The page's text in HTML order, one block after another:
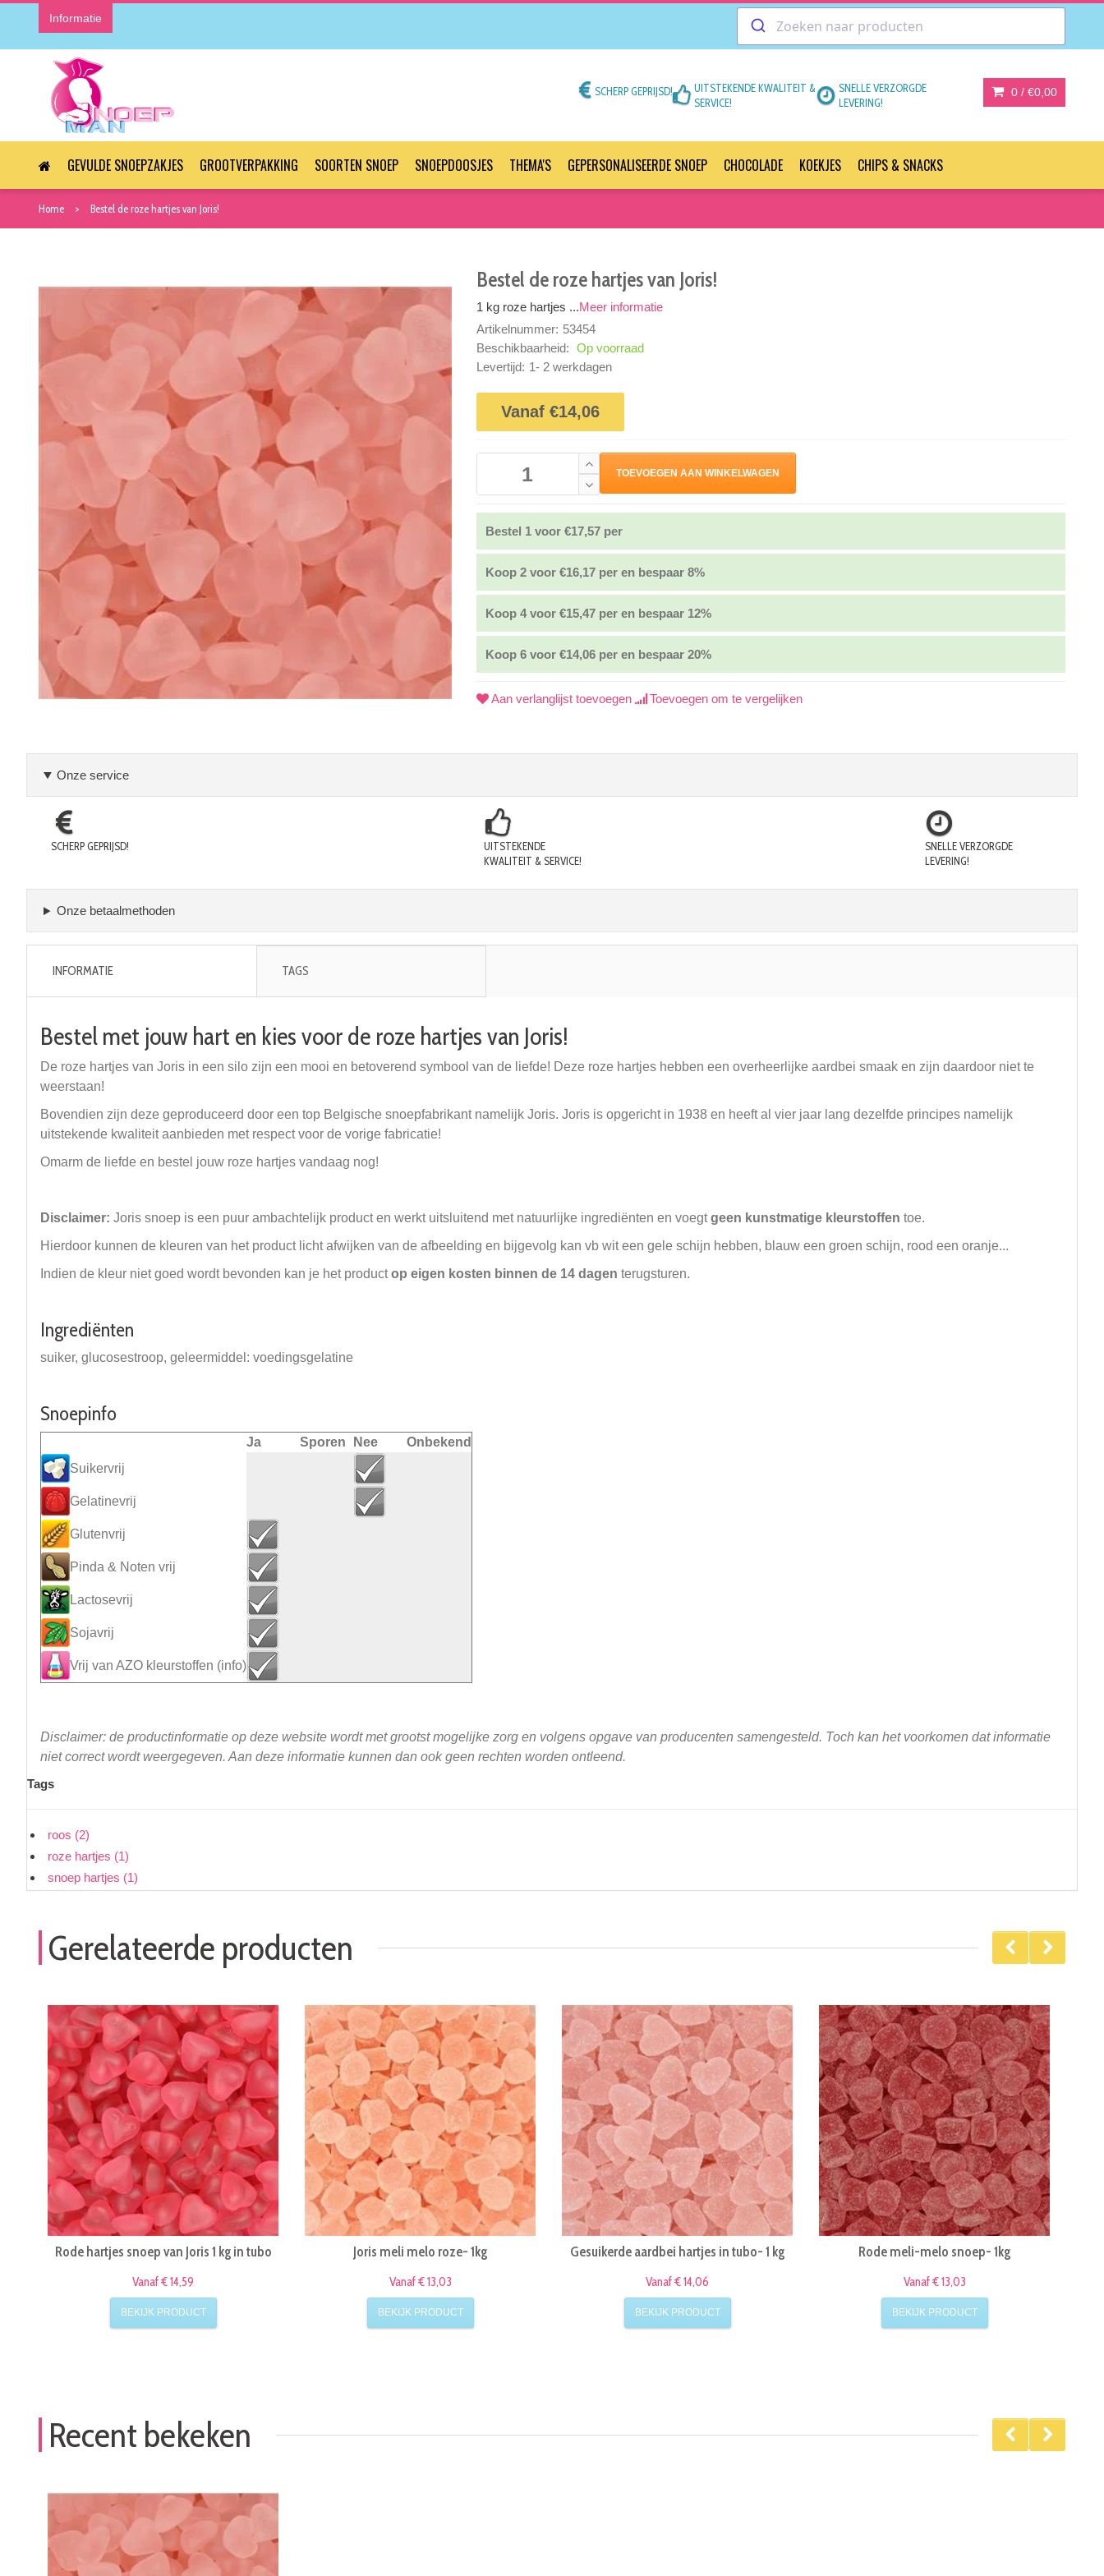
Informatie
SCHERP GEPRIJSD!
UITSTEKENDE KWALITEIT &
SERVICE!
SNELLE VERZORGDE
LEVERING!
0 / €0,00
GEVULDE SNOEPZAKJES GROOTVERPAKKING SOORTEN SNOEP SNOEPDOOSJES THEMA'S GEPERSONALISEERDE SNOEP CHOCOLADE KOEKJES CHIPS & SNACKS
Home Bestel de roze hartjes van Joris!
Bestel de roze hartjes van Joris!
1 kg roze hartjes ...Meer informatie
Artikelnummer: 53454
Beschikbaarheid:
Op voorraad
Levertijd: 1- 2 werkdagen
Vanaf €14,06
TOEVOEGEN AAN WINKELWAGEN
Bestel 1 voor €17,57 per
Koop 2 voor €16,17 per en bespaar 8%
Koop 4 voor €15,47 per en bespaar 12%
Koop 6 voor €14,06 per en bespaar 20%
Aan verlanglijst toevoegen Toevoegen om te vergelijken
Onze service
SCHERP GEPRIJSD!
UITSTEKENDE
KWALITEIT & SERVICE!
SNELLE VERZORGDE
LEVERING!
Onze betaalmethoden
INFORMATIE TAGS
Bestel met jouw hart en kies voor de roze hartjes van Joris!
De roze hartjes van Joris in een silo zijn een mooi en betoverend symbool van de liefde! Deze roze hartjes hebben een overheerlijke aardbei smaak en zijn daardoor niet te
weerstaan!
Bovendien zijn deze geproduceerd door een top Belgische snoepfabrikant namelijk Joris. Joris is opgericht in 1938 en heeft al vier jaar lang dezelfde principes namelijk
uitstekende kwaliteit aanbieden met respect voor de vorige fabricatie!
Omarm de liefde en bestel jouw roze hartjes vandaag nog!
Disclaimer: Joris snoep is een puur ambachtelijk product en werkt uitsluitend met natuurlijke ingrediënten en voegtgeen kunstmatige kleurstoffen toe.
Hierdoor kunnen de kleuren van het product licht afwijken van de afbeelding en bijgevolg kan vb wit een gele schijn hebben, blauw een groen schijn, rood een oranje...
Indien de kleur niet goed wordt bevonden kan je het productop eigen kosten binnen de 14 dagen terugsturen.
Ingrediënten
suiker, glucosestroop, geleermiddel: voedingsgelatine
Snoepinfo
Ja Sporen Nee
Onbekend
Suikervrij
Gelatinevrij
Glutenvrij
Pinda & Noten vrij
Lactosevrij
Sojavrij
Vrij van AZO kleurstoffen (info)
Disclaimer: de productinformatie op deze website wordt met grootst mogelijke zorg en volgens opgave van producenten samengesteld. Toch kan het voorkomen dat informatie
niet correct wordt weergegeven. Aan deze informatie kunnen dan ook geen rechten worden ontleend.
Tags
roos (2)
roze hartjes (1)
snoep hartjes (1)
Gerelateerde producten
Rode hartjes snoep van Joris 1 kg in tubo
Vanaf € 14,59
BEKIJK PRODUCT
Joris meli melo roze- 1kg
Vanaf € 13,03
BEKIJK PRODUCT
Gesuikerde aardbei hartjes in tubo- 1 kg
Vanaf € 14,06
BEKIJK PRODUCT
Rode meli-melo snoep- 1kg
Vanaf € 13,03
BEKIJK PRODUCT
Recent bekeken